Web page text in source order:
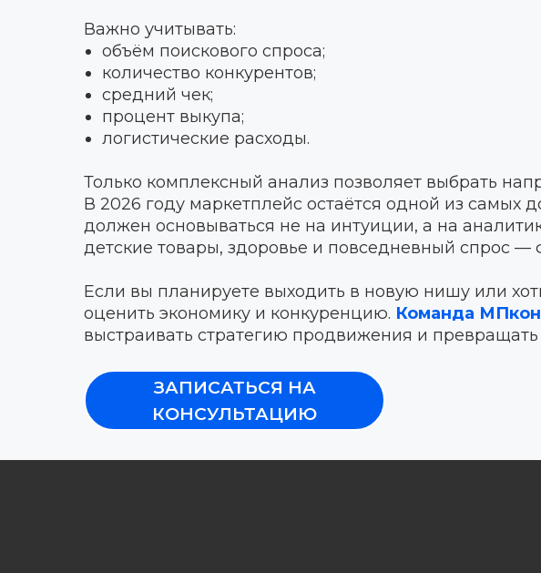
ЗАПИСАТЬСЯ НА
КОНСУЛЬТАЦИЮ
Важно учитывать:
объём поискового спроса;
количество конкурентов;
средний чек;
процент выкупа;
логистические расходы.
Только комплексный анализ позволяет выбрать
В 2026 году маркетплейс остаётся одной из самых
должен основываться не на интуиции, а на
детские товары, здоровье и повседневный спрос —
Если вы планируете выходить в новую нишу или
оценить экономику и конкуренцию. Команда
выстраивать стратегию продвижения и